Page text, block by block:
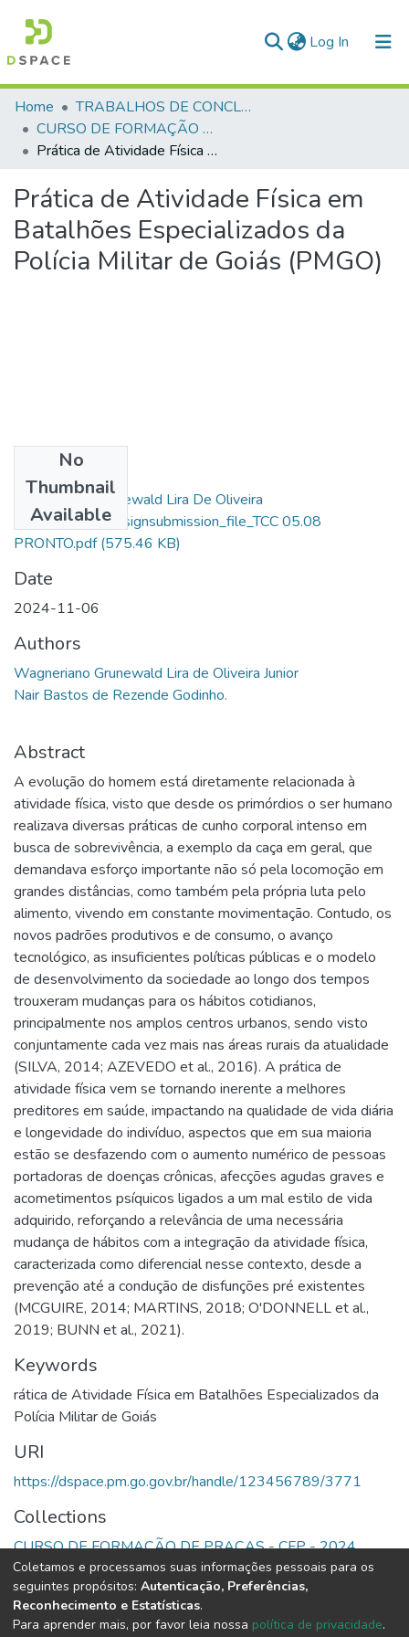
Log In (current)
Communities & Collections
All of DSpace
Home
TRABALHOS DE CONCLUSÃO DE CURSO - CFP (CURSO DE FORMAÇÃO DE PRAÇAS)
CURSO DE FORMAÇÃO DE PRAÇAS - CFP - 2024
Prática de Atividade Física em Batalhões Especializados da Polícia Militar de Goiás (PMGO)
Prática de Atividade Física em
Batalhões Especializados da
Polícia Militar de Goiás (PMGO)
No
Thumbnail
Available
Wagneriano Grunewald Lira De Oliveira
Junior_73017_assignsubmission_file_TCC 05.08
PRONTO.pdf(575.46 KB)
Date
2024-11-06
Authors
Wagneriano Grunewald Lira de Oliveira Junior
Nair Bastos de Rezende Godinho.
Abstract
A evolução do homem está diretamente relacionada à
atividade física, visto que desde os primórdios o ser humano
realizava diversas práticas de cunho corporal intenso em
busca de sobrevivência, a exemplo da caça em geral, que
demandava esforço importante não só pela locomoção em
grandes distâncias, como também pela própria luta pelo
alimento, vivendo em constante movimentação. Contudo, os
novos padrões produtivos e de consumo, o avanço
tecnológico, as insuficientes políticas públicas e o modelo
de desenvolvimento da sociedade ao longo dos tempos
trouxeram mudanças para os hábitos cotidianos,
principalmente nos amplos centros urbanos, sendo visto
conjuntamente cada vez mais nas áreas rurais da atualidade
(SILVA, 2014; AZEVEDO et al., 2016). A prática de
atividade física vem se tornando inerente a melhores
preditores em saúde, impactando na qualidade de vida diária
e longevidade do indivíduo, aspectos que em sua maioria
estão se desfazendo com o aumento numérico de pessoas
portadoras de doenças crônicas, afecções agudas graves e
acometimentos psíquicos ligados a um mal estilo de vida
adquirido, reforçando a relevância de uma necessária
mudança de hábitos com a integração da atividade física,
caracterizada como diferencial nesse contexto, desde a
prevenção até a condução de disfunções pré existentes
(MCGUIRE, 2014; MARTINS, 2018; O'DONNELL et al.,
2019; BUNN et al., 2021).
Keywords
rática de Atividade Física em Batalhões Especializados da
Polícia Militar de Goiás
URI
https://dspace.pm.go.gov.br/handle/123456789/3771
Collections
CURSO DE FORMAÇÃO DE PRAÇAS - CFP - 2024
Full item page
Coletamos e processamos suas informações pessoais para os
seguintes propósitos: Autenticação, Preferências,
Reconhecimento e Estatísticas.
Para aprender mais, por favor leia nossa política de privacidade.